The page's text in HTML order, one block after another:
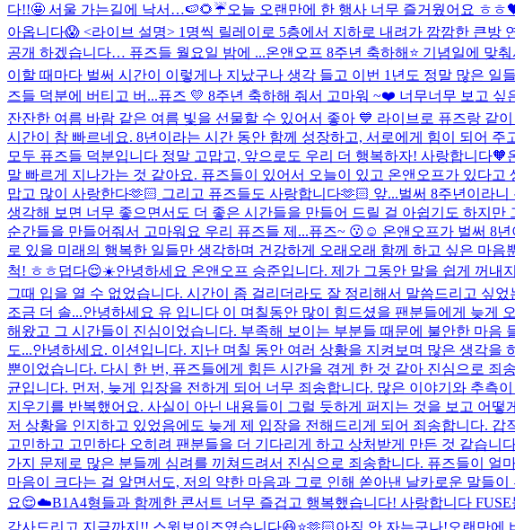
다!!🤩 서울 가는길에 낙서…🍉🌻☔️오늘 오랜만에 한 행사 너무 즐거웠어요 ㅎㅎ
아옵니다😱 <라이브 설명> 1명씩 릴레이로 5층에서 지하로 내려가 깜깜한 큰방
공개 하겠습니다… 퓨즈들 월요일 밤에 ...온앤오프 8주년 축하해⭐️ 기념일에 맞
이할 때마다 벌써 시간이 이렇게나 지났구나 생각 들고 이번 1년도 정말 많은
즈들 덕분에 버티고 버...퓨즈 💛 8주년 축하해 줘서 고마워 ~❤️ 너무너무 보고
잔잔한 여름 바람 같은 여름 빛을 선물할 수 있어서 좋아 💙 라이브로 퓨즈랑 같
시간이 참 빠르네요. 8년이라는 시간 동안 함께 성장하고, 서로에게 힘이 되어
모두 퓨즈들 덕분입니다 정말 고맙고, 앞으로도 우리 더 행복하자! 사랑합니다🧡
말 빠르게 지나가는 것 같아요. 퓨즈들이 있어서 오늘이 있고 온앤오프가 있다
맙고 많이 사랑한다🫶🏻 그리고 퓨즈들도 사랑합니다🫶🏻 앞...벌써 8주년이라
생각해 보면 너무 좋으면서도 더 좋은 시간들을 만들어 드릴 걸 아쉽기도 하지
순간들을 만들어줘서 고마워요 우리 퓨즈들 제...퓨즈~ 😗☺️ 온앤오프가 벌써 8년
로 있을 미래의 행복한 일들만 생각하며 건강하게 오래오래 함께 하고 싶은 마
척! ㅎㅎ덥다😌☀️안녕하세요 온앤오프 승준입니다. 제가 그동안 말을 쉽게 꺼내
그때 입을 열 수 없었습니다. 시간이 좀 걸리더라도 잘 정리해서 말씀드리고 싶
조금 더 솔...안녕하세요 유 입니다 이 며칠동안 많이 힘드셨을 팬분들에게 늦게
해왔고 그 시간들이 진심이었습니다. 부족해 보이는 부분들 때문에 불안한 마
도...안녕하세요. 이션입니다. 지난 며칠 동안 여러 상황을 지켜보며 많은 생각
뿐이었습니다. 다시 한 번, 퓨즈들에게 힘든 시간을 겪게 한 것 같아 진심으로
균입니다. 먼저, 늦게 입장을 전하게 되어 너무 죄송합니다. 많은 이야기와 추측
지우기를 반복했어요. 사실이 아닌 내용들이 그럴 듯하게 퍼지는 것을 보고 어
저 상황을 인지하고 있었음에도 늦게 제 입장을 전해드리게 되어 죄송합니다.
고민하고 고민하다 오히려 팬분들을 더 기다리게 하고 상처받게 만든 것 같습
가지 문제로 많은 분들께 심려를 끼쳐드려서 진심으로 죄송합니다. 퓨즈들이
마음이 크다는 걸 알면서도, 저의 약한 마음과 그로 인해 쏟아낸 날카로운 말들
요😌☁️B1A4형들과 함께한 콘서트 너무 즐겁고 행복했습니다! 사랑합니다
감사드리고 지금까지!! 스윗보이즈였습니다😆⭐️🫶🏻아직 안 자는구나!오랜만에